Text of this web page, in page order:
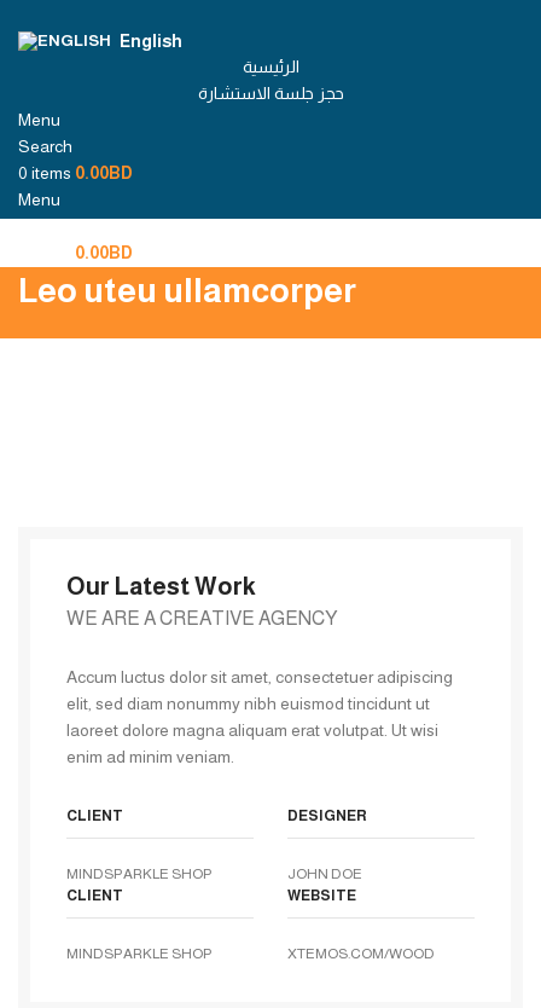
English
الرئيسية
حجز جلسة الاستشارة
Menu
Search
0 items 0.00BD
Menu
0.00BD
Leo uteu ullamcorper
Our Latest Work
WE ARE A CREATIVE AGENCY
Accum luctus dolor sit amet, consectetuer adipiscing
elit, sed diam nonummy nibh euismod tincidunt ut
laoreet dolore magna aliquam erat volutpat. Ut wisi
enim ad minim veniam.
CLIENT
MINDSPARKLE SHOP
DESIGNER
JOHN DOE
CLIENT
MINDSPARKLE SHOP
WEBSITE
XTEMOS.COM/WOOD